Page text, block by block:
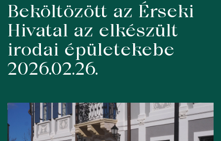
Skip
content
Beköltözött az Érseki
Hivatal az elkészült
irodai épületekebe
2026.02.26.